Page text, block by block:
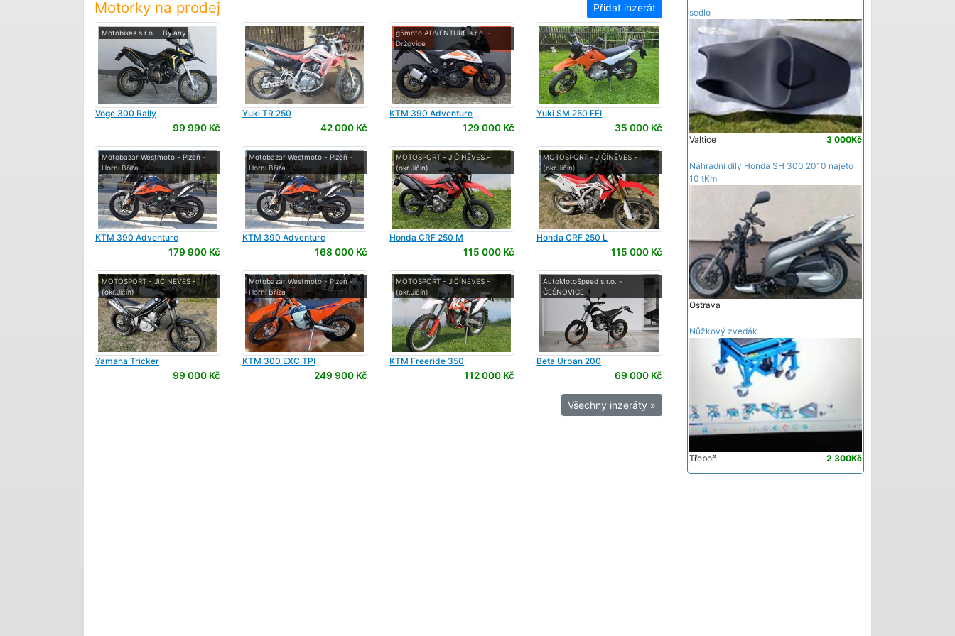
Motorky na prodej Přidat inzerát
Motobikes s.r.o. - Bylany
Voge 300 Rally
99 990 Kč
Yuki TR 250
42 000 Kč
g5moto ADVENTURE s.r.o. -
Držovice
KTM 390 Adventure
129 000 Kč
Yuki SM 250 EFI
35 000 Kč
Motobazar Westmoto - Plzeň -
Horní Bříza
KTM 390 Adventure
179 900 Kč
Motobazar Westmoto - Plzeň -
Horní Bříza
KTM 390 Adventure
168 000 Kč
MOTOSPORT - JIČÍNĚVES -
(okr.Jičín)
Honda CRF 250 M
115 000 Kč
MOTOSPORT - JIČÍNĚVES -
(okr.Jičín)
Honda CRF 250 L
115 000 Kč
MOTOSPORT - JIČÍNĚVES -
(okr.Jičín)
Yamaha Tricker
99 000 Kč
Motobazar Westmoto - Plzeň -
Horní Bříza
KTM 300 EXC TPI
249 900 Kč
MOTOSPORT - JIČÍNĚVES -
(okr.Jičín)
KTM Freeride 350
112 000 Kč
AutoMotoSpeed s.r.o. -
ČEŠNOVICE
Beta Urban 200
69 000 Kč
Všechny inzeráty »
sedlo
3 000Kč
Valtice
Náhradní díly Honda SH 300 2010 najeto
10 tKm
Ostrava
Nůžkový zvedák
2 300Kč
Třeboň